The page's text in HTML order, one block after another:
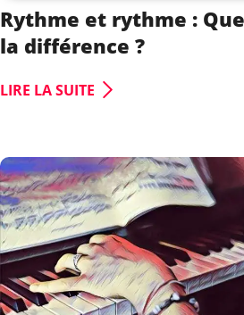
Rythme et rythme :
la différence ?
LIRE LA SUITE